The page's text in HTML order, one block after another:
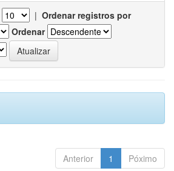
| Ordenar registros por
Ordenar
Anterior 1 Póximo